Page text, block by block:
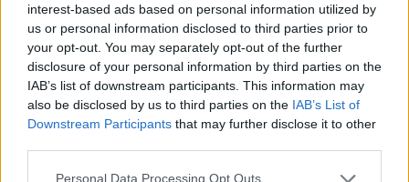
interest-based ads based on personal information utilized by
us or personal information disclosed to third parties prior to
your opt-out. You may separately opt-out of the further
disclosure of your personal information by third parties on the
IAB’s list of downstream participants. This information may
also be disclosed by us to third parties on the IAB’s List of
Downstream Participants that may further disclose it to other
Please note that this website/app uses one or more Google
Personal Data Processing Opt Outs
completa del comportamiento del usuario. Al
optimizar constantemente y analizar los datos,
podemos mejorar nuestras campañas y asegurar
que nuestras estrategias de marketing digital sean
efectivas y medibles.
En resumen, elmarketing digitalse presenta